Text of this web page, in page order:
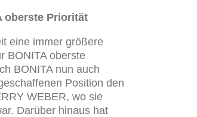
oberste Priorität
eine immer größere
BONITA oberste
BONITA nun auch
Position den
WEBER, wo sie
Darüber hinaus hat